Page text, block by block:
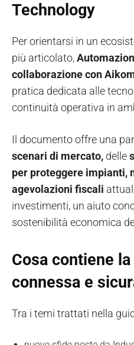
Technology
Per orientarsi in un
più articolato,
collaborazione con
pratica dedicata alle
continuità operativa in
Il documento offre una
scenari di mercato, delle
per proteggere impianti,
agevolazioni fiscali
investimenti, un aiuto
sostenibilità economica
Cosa contiene
connessa e
Tra i temi trattati nella